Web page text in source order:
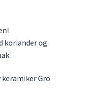
koriander og
Gro